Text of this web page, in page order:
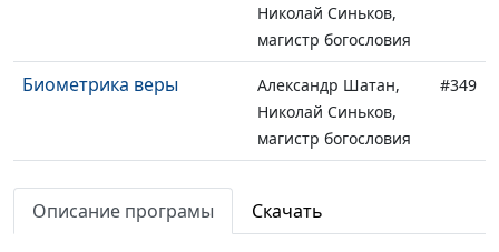
Николай Синьков,
магистр богословия
Биометрика веры
Александр Шатан,
Николай Синьков,
магистр богословия
#349
Деньги и
потребительство
Николай Синьков,
магистр богословия
Описание програмы Скачать